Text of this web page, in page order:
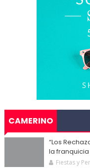
CAMERINO
“Los
la
Fiestas y